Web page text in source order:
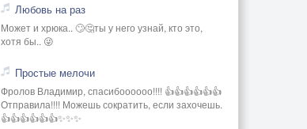
Любовь на раз
Может и хрюка.. 🙄🤔ты у него узнай, кто это,
хотя бы.. 😜
Простые мелочи
Фролов Владимир, спасибоооооо!!!! 👍👍👍👍👍👍
Отправила!!!! Можешь сократить, если захочешь.
👍👍👍👍👍👍✨✨✨